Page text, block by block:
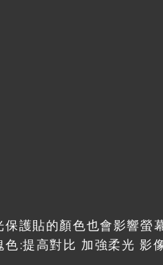
護貼的顏色也會影響螢
:提高對比 加強柔光 影